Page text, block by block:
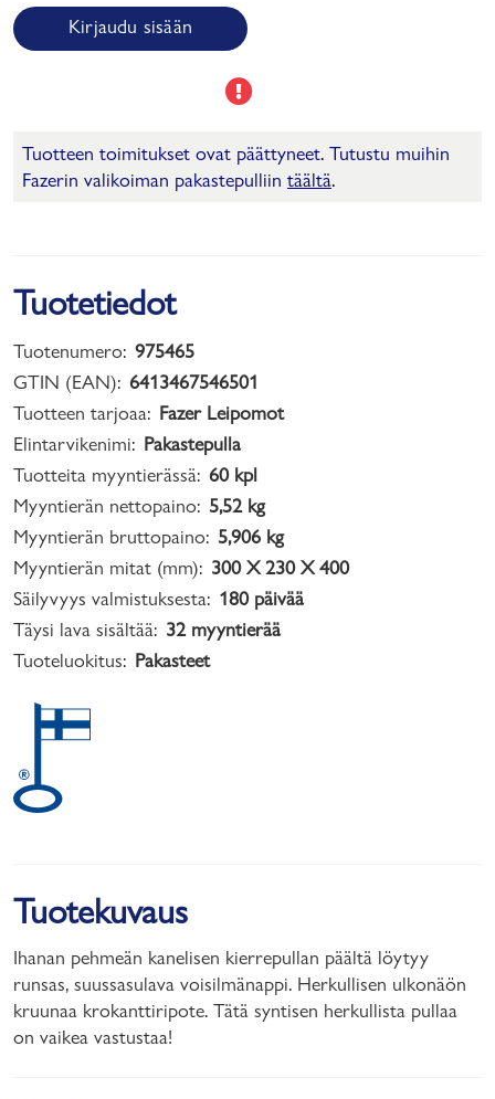
Kirjaudu sisään
Tuotteen toimitukset ovat päättyneet. Tutustu muihin
Fazerin valikoiman pakastepulliin täältä.
Tuotetiedot
Tuotenumero: 975465
GTIN (EAN): 6413467546501
Tuotteen tarjoaa: Fazer Leipomot
Elintarvikenimi: Pakastepulla
Tuotteita myyntierässä: 60 kpl
Myyntierän nettopaino: 5,52 kg
Myyntierän bruttopaino: 5,906 kg
Myyntierän mitat (mm): 300 X 230 X 400
Säilyvyys valmistuksesta: 180 päivää
Täysi lava sisältää: 32 myyntierää
Tuoteluokitus: Pakasteet
Tuotekuvaus
Ihanan pehmeän kanelisen kierrepullan päältä löytyy
runsas, suussasulava voisilmänappi. Herkullisen ulkonäön
kruunaa krokanttiripote. Tätä syntisen herkullista pullaa
on vaikea vastustaa!